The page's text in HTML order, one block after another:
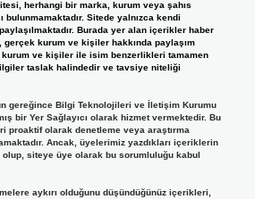
herhangi bir marka, kurum veya şahıs
bulunmamaktadır. Sitede yalnızca kendi
paylaşılmaktadır. Burada yer alan içerikler haber
gerçek kurum ve kişiler hakkında paylaşım
kurum ve kişiler ile isim benzerlikleri tamamen
taslak halindedir ve tavsiye niteliği
gereğince Bilgi Teknolojileri ve İletişim Kurumu
bir Yer Sağlayıcı olarak hizmet vermektedir. Bu
proaktif olarak denetleme veya araştırma
Ancak, üyelerimiz yazdıkları içeriklerin
olup, siteye üye olarak bu sorumluluğu kabul
aykırı olduğunu düşündüğünüz içerikleri,